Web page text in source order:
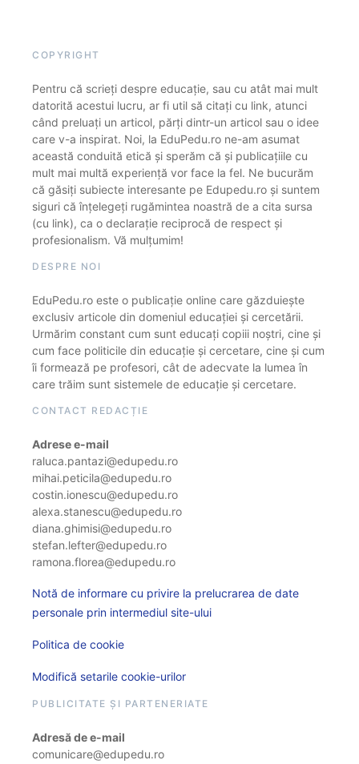
COPYRIGHT
Pentru că scrieți despre educație, sau cu atât mai mult
datorită acestui lucru, ar fi util să citați cu link, atunci
când preluați un articol, părți dintr-un articol sau o idee
care v-a inspirat. Noi, la EduPedu.ro ne-am asumat
această conduită etică și sperăm că și publicațiile cu
mult mai multă experiență vor face la fel. Ne bucurăm
că găsiți subiecte interesante pe Edupedu.ro și suntem
siguri că înțelegeți rugămintea noastră de a cita sursa
(cu link), ca o declarație reciprocă de respect și
profesionalism. Vă mulțumim!
DESPRE NOI
EduPedu.ro este o publicație online care găzduiește
exclusiv articole din domeniul educației și cercetării.
Urmărim constant cum sunt educați copiii noștri, cine și
cum face politicile din educație și cercetare, cine și cum
îi formează pe profesori, cât de adecvate la lumea în
care trăim sunt sistemele de educație și cercetare.
CONTACT REDACȚIE
Adrese e-mail
raluca.pantazi@edupedu.ro
mihai.peticila@edupedu.ro
costin.ionescu@edupedu.ro
alexa.stanescu@edupedu.ro
diana.ghimisi@edupedu.ro
stefan.lefter@edupedu.ro
ramona.florea@edupedu.ro
Notă de informare cu privire la prelucrarea de date
personale prin intermediul site-ului
Politica de cookie
Modifică setarile cookie-urilor
PUBLICITATE ȘI PARTENERIATE
Adresă de e-mail
comunicare@edupedu.ro